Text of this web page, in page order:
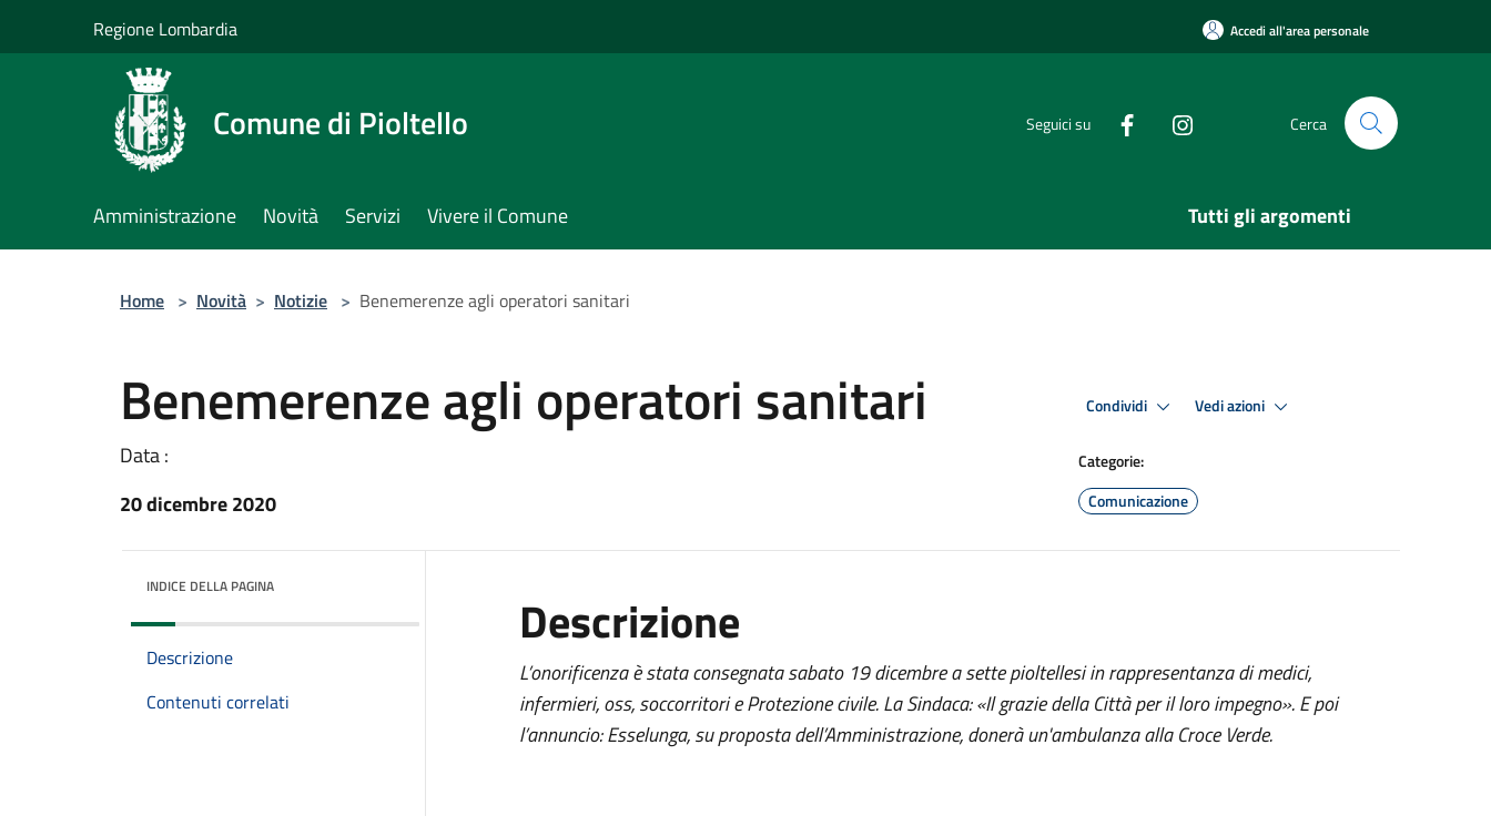
Regione Lombardia Accedi all'area personale
Comune di Pioltello Seguici su Cerca
Amministrazione Novità Servizi Vivere il Comune Tutti gli argomenti
Home > Novità > Notizie > Benemerenze agli operatori sanitari
Benemerenze agli operatori sanitari
Data :
20 dicembre 2020
Condividi Vedi azioni
Categorie:
Comunicazione
INDICE DELLA PAGINA
Descrizione
Contenuti correlati
Descrizione
L’onorificenza è stata consegnata sabato 19 dicembre a sette pioltellesi in rappresentanza di medici,
infermieri, oss, soccorritori e Protezione civile. La Sindaca: «Il grazie della Città per il loro impegno». E poi
l’annuncio: Esselunga, su proposta dell’Amministrazione, donerà un'ambulanza alla Croce Verde.